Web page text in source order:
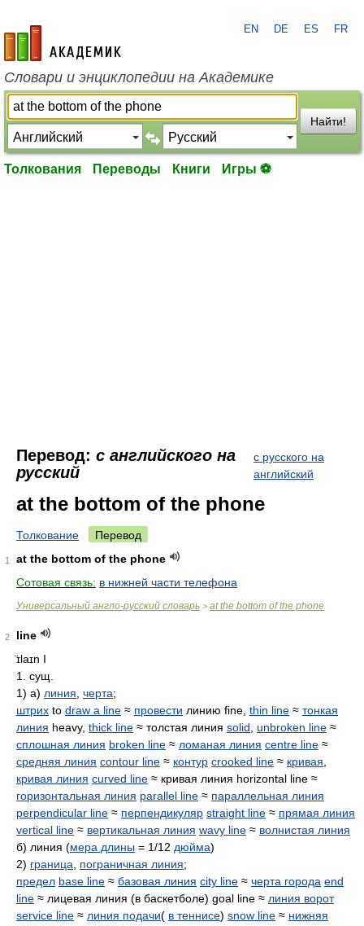
academic.ru
EN DE ES FR
Словари и энциклопедии на Академике
Найти!
Толкования Переводы Книги Игры ⚽
Перевод: с английского на
русский
с русского на
английский
at the bottom of the phone
Толкование Перевод
1
at the bottom of the phone
Сотовая связь: в нижней части телефона
Универсальный англо-русский словарь > at the bottom of the phone
2
line
̈ɪlaɪn I
1. сущ.
1) а) линия черта;
штрих to draw a line ≈ провести линию fine, thin line ≈ тонкая
линия heavy, thick line ≈ толстая линия solid unbroken line ≈
сплошная линия broken line ≈ ломаная линия centre line ≈
средняя линия contour line ≈ контур crooked line ≈ кривая
кривая линия curved line ≈ кривая линия horizontal line ≈
горизонтальная линия parallel line ≈ параллельная линия
perpendicular line ≈ перпендикуляр straight line ≈ прямая линия
vertical line ≈ вертикальная линия wavy line ≈ волнистая линия
б) линия (мера длины = 1/12 дюйма)
2) граница пограничная линия;
предел base line ≈ базовая линия city line ≈ черта города end
line ≈ лицевая линия (в баскетболе) goal line ≈ линия ворот
service line ≈ линия подачи( в теннисе) snow line ≈ нижняя